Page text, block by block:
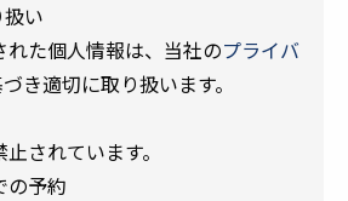
い
た個人情報は、当社のプライバ
き適切に取り扱います。
されています。
予約